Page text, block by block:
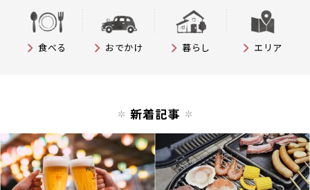
食べる おでかけ 暮らし エリア
新着記事